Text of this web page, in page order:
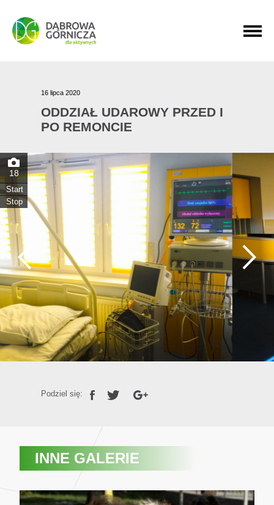
PRZEJDŹ DO MENU GŁÓWNEGO
PRZEJDŹ DO WYSZUKIWARKI
PRZEJDŹ DO TREŚCI
16 lipca 2020
ODDZIAŁ UDAROWY PRZED I
PO REMONCIE
18
Start
Stop
Podziel się:
INNE GALERIE